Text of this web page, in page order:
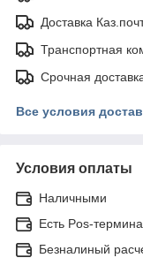
Доставка
Транспортная
Срочная
Все условия
Условия оплаты
Наличными
Есть Pos-
Безналиный